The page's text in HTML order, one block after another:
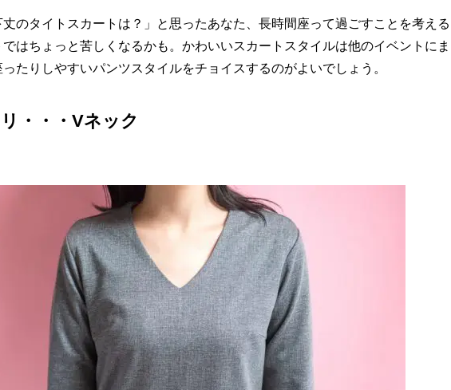
丈のタイトスカートは？」と思ったあなた、長時間座って過ごすことを考える
はちょっと苦しくなるかも。かわいいスカートスタイルは他のイベントにま
たりしやすいパンツスタイルをチョイスするのがよいでしょう。
・・・Vネック